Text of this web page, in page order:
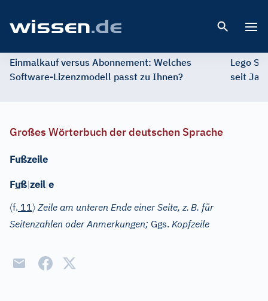
Einmalkauf versus Abonnement: Welches
Software-Lizenzmodell passt zu Ihnen?
Lego
seit
Großes Wörterbuch der deutschen Sprache
Fußzeile
Fuß|zeil|e
〈f. 11〉 Zeile am unteren Ende einer Seite, z. B. für
Seitenzahlen oder Anmerkungen; Ggs. Kopfzeile